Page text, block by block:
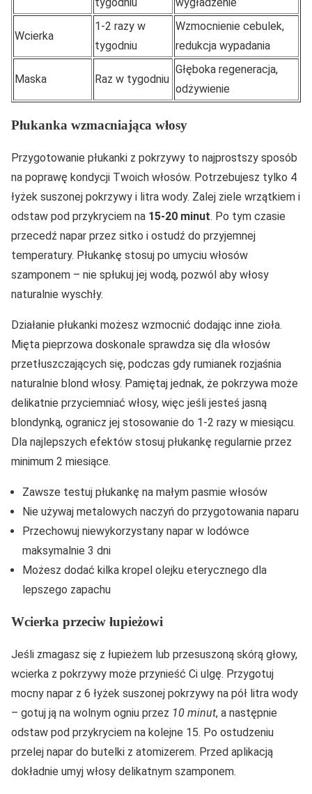
Wcierka
1-2 razy w
tygodniu
Wzmocnienie cebulek,
redukcja wypadania
Maska Raz w tygodniu
Głęboka regeneracja,
odżywienie
Płukanka wzmacniająca włosy
Przygotowanie płukanki z pokrzywy to najprostszy sposób
na poprawę kondycji Twoich włosów. Potrzebujesz tylko 4
łyżek suszonej pokrzywy i litra wody. Zalej ziele wrzątkiem i
odstaw pod przykryciem na 15-20 minut. Po tym czasie
przecedź napar przez sitko i ostudź do przyjemnej
temperatury. Płukankę stosuj po umyciu włosów
szamponem – nie spłukuj jej wodą, pozwól aby włosy
naturalnie wyschły.
Działanie płukanki możesz wzmocnić dodając inne zioła.
Mięta pieprzowa doskonale sprawdza się dla włosów
przetłuszczających się, podczas gdy rumianek rozjaśnia
naturalnie blond włosy. Pamiętaj jednak, że pokrzywa może
delikatnie przyciemniać włosy, więc jeśli jesteś jasną
blondynką, ogranicz jej stosowanie do 1-2 razy w miesiącu.
Dla najlepszych efektów stosuj płukankę regularnie przez
minimum 2 miesiące.
Zawsze testuj płukankę na małym pasmie włosów
Nie używaj metalowych naczyń do przygotowania naparu
Przechowuj niewykorzystany napar w lodówce
maksymalnie 3 dni
Możesz dodać kilka kropel olejku eterycznego dla
lepszego zapachu
Wcierka przeciw łupieżowi
Jeśli zmagasz się z łupieżem lub przesuszoną skórą głowy,
wcierka z pokrzywy może przynieść Ci ulgę. Przygotuj
mocny napar z 6 łyżek suszonej pokrzywy na pół litra wody
– gotuj ją na wolnym ogniu przez 10 minut, a następnie
odstaw pod przykryciem na kolejne 15. Po ostudzeniu
przelej napar do butelki z atomizerem. Przed aplikacją
dokładnie umyj włosy delikatnym szamponem.